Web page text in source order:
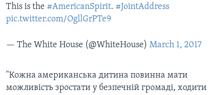
This is the #AmericanSpirit. #JointAddress
pic.twitter.com/OgllGrPTe9
— The White House (@WhiteHouse) March 1, 2017
"Кожна американська дитина повинна мати
можливість зростати у безпечній громаді, ходити